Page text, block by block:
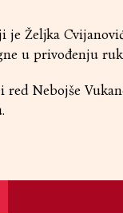
je Željka
u privođenju
red Nebojše